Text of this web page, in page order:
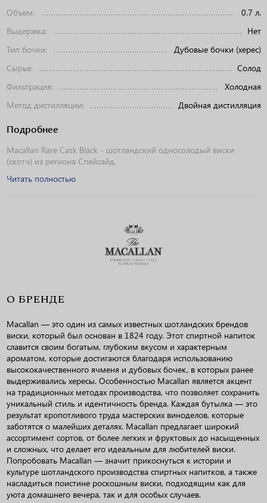
Объем:
0.7 л.
Выдержка:
Нет
Тип бочки:
Дубовые бочки (херес)
Сырье:
Солод
Фильтрация:
Холодная
Метод дистилляции:
Двойная дистилляция
Подробнее
Macallan Rare Cask Black - шотландский односолодый виски
(скотч) из региона Спейсайд.
Читать полностью
О БРЕНДЕ
Macallan — это один из самых известных шотландских брендов
виски, который был основан в 1824 году. Этот спиртной напиток
славится своим богатым, глубоким вкусом и характерным
ароматом, которые достигаются благодаря использованию
высококачественного ячменя и дубовых бочек, в которых ранее
выдерживались хересы. Особенностью Macallan является акцент
на традиционных методах производства, что позволяет сохранить
уникальный стиль и идентичность бренда. Каждая бутылка — это
результат кропотливого труда мастерских виноделов, которые
заботятся о малейших деталях. Macallan предлагает широкий
ассортимент сортов, от более легких и фруктовых до насыщенных
и сложных, что делает его идеальным для любителей виски.
Попробовать Macallan — значит прикоснуться к истории и
культуре шотландского производства спиртных напитков, а также
насладиться поистине роскошным виски, подходящим как для
уюта домашнего вечера, так и для особых случаев.